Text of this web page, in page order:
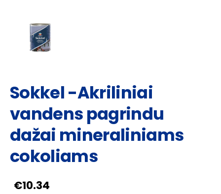
Sokkel -Akriliniai
vandens pagrindu
dažai mineraliniams
cokoliams
€10.34